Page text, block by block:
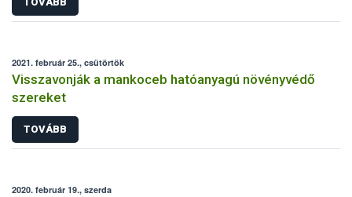
2021. február 25., csütörtök
Visszavonják a mankoceb hatóanyagú növényvédő
szereket
TOVÁBB
2020. február 19., szerda